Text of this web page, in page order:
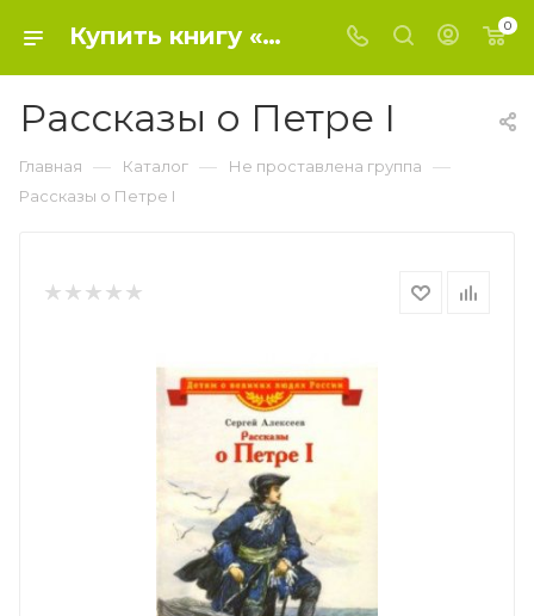
Купить книгу «Рассказы о Петре I» 2018 г. , Алексеев Сергей Петрович - Не проставлена группа 0
Рассказы о Петре I
Главная — Каталог — Не проставлена группа —
Рассказы о Петре I